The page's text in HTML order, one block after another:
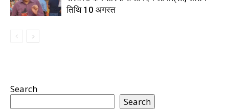
तिथि 10 अगस्त
Search
Search